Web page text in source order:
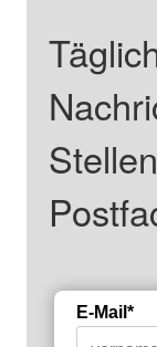
E-Mail*